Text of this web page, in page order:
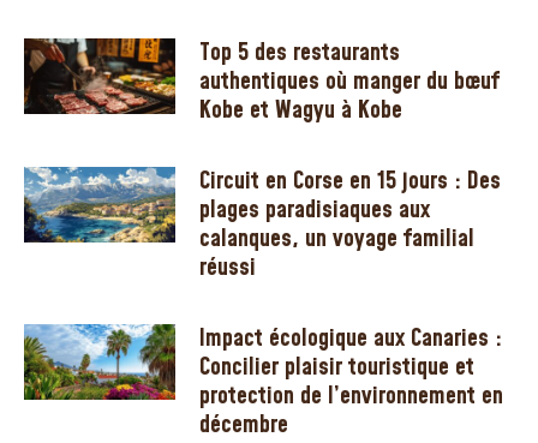
Top 5 des restaurants
authentiques où manger du bœuf
Kobe et Wagyu à Kobe
Circuit en Corse en 15 jours : Des
plages paradisiaques aux
calanques, un voyage familial
réussi
Impact écologique aux Canaries :
Concilier plaisir touristique et
protection de l’environnement en
décembre